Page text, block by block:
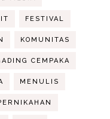
FESTIVAL
KOMUNITAS
CEMPAKA
MENULIS